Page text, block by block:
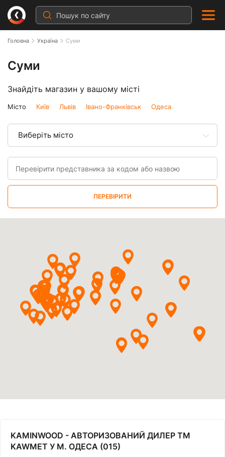
Головна Україна Суми
Суми
Знайдіть магазин у вашому місті
Місто Київ Львів Івано-Франківськ Одеса
Виберіть місто
ПЕРЕВІРИТИ
KAMINWOOD - АВТОРИЗОВАНИЙ ДИЛЕР ТМ
KAWMET У М. ОДЕСА (015)